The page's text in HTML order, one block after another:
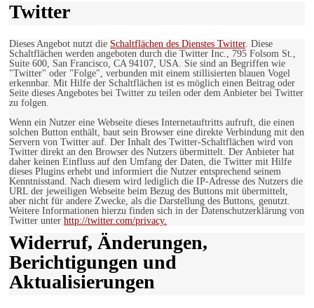
Twitter
Dieses Angebot nutzt die Schaltflächen des Dienstes Twitter. Diese
Schaltflächen werden angeboten durch die Twitter Inc., 795 Folsom St.,
Suite 600, San Francisco, CA 94107, USA. Sie sind an Begriffen wie
"Twitter" oder "Folge", verbunden mit einem stillisierten blauen Vogel
erkennbar. Mit Hilfe der Schaltflächen ist es möglich einen Beitrag oder
Seite dieses Angebotes bei Twitter zu teilen oder dem Anbieter bei Twitter
zu folgen.
Wenn ein Nutzer eine Webseite dieses Internetauftritts aufruft, die einen
solchen Button enthält, baut sein Browser eine direkte Verbindung mit den
Servern von Twitter auf. Der Inhalt des Twitter-Schaltflächen wird von
Twitter direkt an den Browser des Nutzers übermittelt. Der Anbieter hat
daher keinen Einfluss auf den Umfang der Daten, die Twitter mit Hilfe
dieses Plugins erhebt und informiert die Nutzer entsprechend seinem
Kenntnisstand. Nach diesem wird lediglich die IP-Adresse des Nutzers die
URL der jeweiligen Webseite beim Bezug des Buttons mit übermittelt,
aber nicht für andere Zwecke, als die Darstellung des Buttons, genutzt.
Weitere Informationen hierzu finden sich in der Datenschutzerklärung von
Twitter unter http://twitter.com/privacy.
Widerruf, Änderungen,
Berichtigungen und
Aktualisierungen